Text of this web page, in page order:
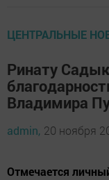
ЦЕНТРАЛЬНЫЕ
Ринату
Владимира
admin, 20 ноября
Отмечается